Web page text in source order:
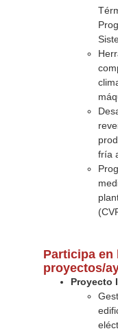
fría
Participa
proyectos/
Proyecto